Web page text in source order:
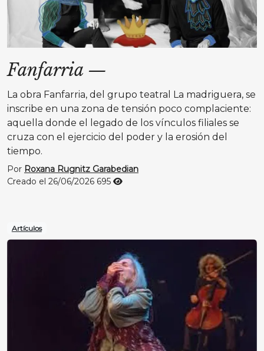
Fanfarria —
La obra Fanfarria, del grupo teatral La madriguera, se
inscribe en una zona de tensión poco complaciente:
aquella donde el legado de los vínculos filiales se
cruza con el ejercicio del poder y la erosión del
tiempo.
Por Roxana Rugnitz Garabedian
Creado el 26/06/2026 695
Artículos